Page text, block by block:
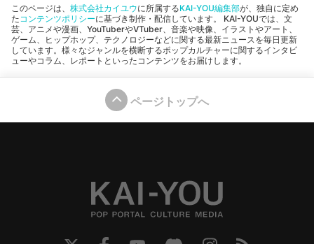
このページは、 株式会社カイユウに所属するKAI-YOU編集部が、独自に定め
た コンテンツポリシーに基づき制作・配信しています。 KAI-YOUでは、文
芸、アニメや漫画、YouTuberやVTuber、音楽や映像、イラストやアート、
ゲーム、ヒップホップ、テクノロジーなどに関する最新ニュースを毎日更新
しています。様々なジャンルを横断するポップカルチャーに関するインタビ
ューやコラム、レポートといったコンテンツをお届けします。
ページトップへ